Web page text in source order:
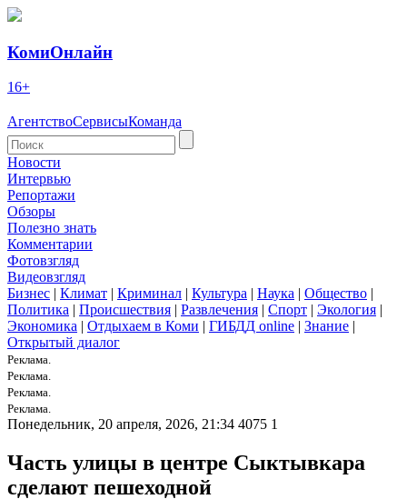
КомиОнлайн
16+
АгентствоСервисыКоманда
Новости
Интервью
Репортажи
Обзоры
Полезно знать
Комментарии
Фотовзгляд
Видеовзгляд
Бизнес | Климат | Криминал | Культура | Наука | Общество |
Политика | Происшествия | Развлечения | Спорт | Экология |
Экономика | Отдыхаем в Коми | ГИБДД online | Знание |
Открытый диалог
Реклама.
Реклама.
Реклама.
Реклама.
Понедельник, 20 апреля, 2026, 21:34 4075 1
Часть улицы в центре Сыктывкара
сделают пешеходной